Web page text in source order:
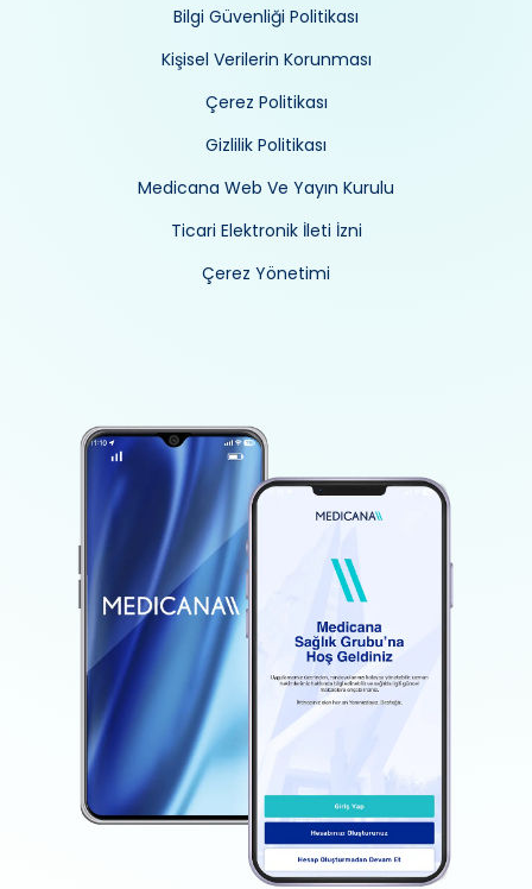
Bilgi Güvenliği Politikası
Kişisel Verilerin Korunması
Çerez Politikası
Gizlilik Politikası
Medicana Web Ve Yayın Kurulu
Ticari Elektronik İleti İzni
Çerez Yönetimi